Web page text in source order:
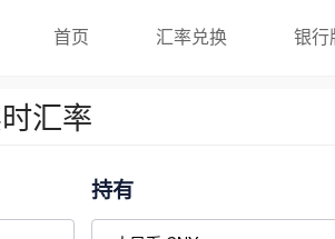
首页 汇率兑换 银行
汇率
持有